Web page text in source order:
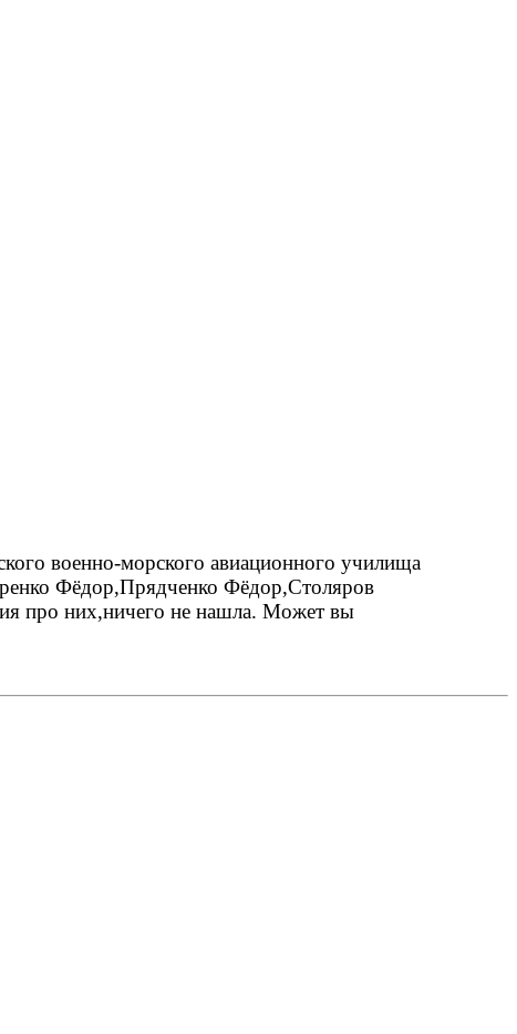
военно-морского авиационного училища
Фёдор,Прядченко Фёдор,Столяров
про них,ничего не нашла. Может вы